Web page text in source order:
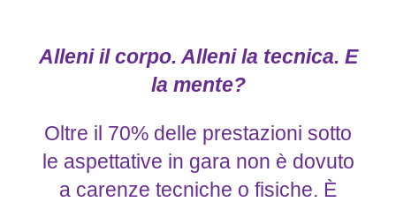
Alleni il corpo. Alleni la tecnica. E
la mente?
Oltre il 70% delle prestazioni sotto
le aspettative in gara non è dovuto
a carenze tecniche o fisiche. È